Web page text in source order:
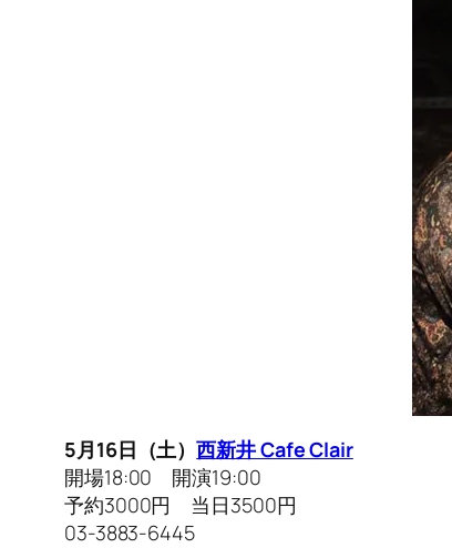
5月16日（土）西新井 Cafe Clair
開場18:00 開演19:00
予約3000円 当日3500円
03-3883-6445